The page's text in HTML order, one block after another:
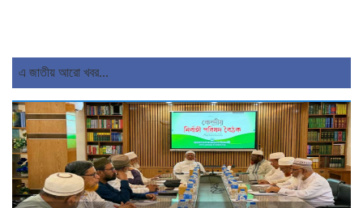
এ জাতীয় আরো খবর...